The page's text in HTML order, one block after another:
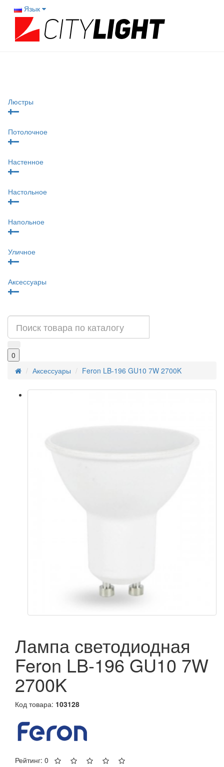
Язык
Люстры
Потолочное
Настенное
Настольное
Напольное
Уличное
Аксессуары
0
Аксессуары
Feron LB-196 GU10 7W 2700K
Лампа светодиодная
Feron LB-196 GU10 7W
2700K
Код товара: 103128
Рейтинг: 0